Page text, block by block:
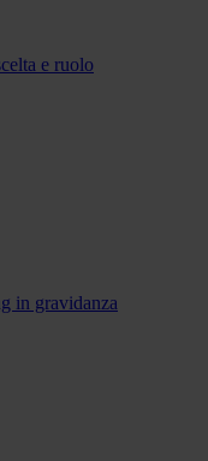
e ruolo
in gravidanza